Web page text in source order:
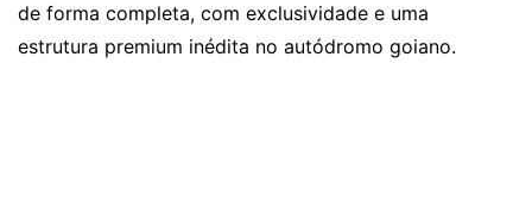
de forma completa, com exclusividade e uma
estrutura premium inédita no autódromo goiano.